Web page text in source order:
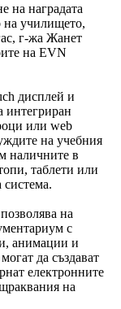
на наградата
на училището,
г-жа Жанет
на EVN
дисплей и
интегриран
или web
на учебния
наличните в
таблети или
на
с
анимации и
да създават
електронните
на